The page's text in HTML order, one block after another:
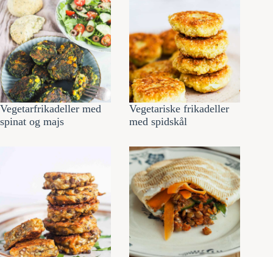
Vegetarfrikadeller med
spinat og majs
Vegetariske frikadeller
med spidskål